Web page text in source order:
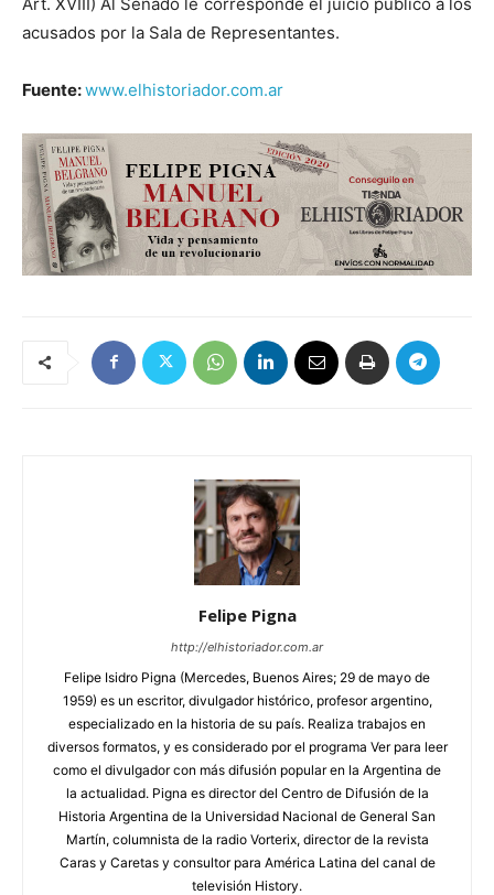
acusados por la Sala de Representantes.
Fuente:www.elhistoriador.com.ar
Felipe Pigna
http://elhistoriador.com.ar
Felipe Isidro Pigna (Mercedes, Buenos Aires; 29 de mayo de
1959) es un escritor, divulgador histórico, profesor argentino,
especializado en la historia de su país. Realiza trabajos en
diversos formatos, y es considerado por el programa Ver para leer
como el divulgador con más difusión popular en la Argentina de
la actualidad. Pigna es director del Centro de Difusión de la
Historia Argentina de la Universidad Nacional de General San
Martín, columnista de la radio Vorterix, director de la revista
Caras y Caretas y consultor para América Latina del canal de
televisión History.